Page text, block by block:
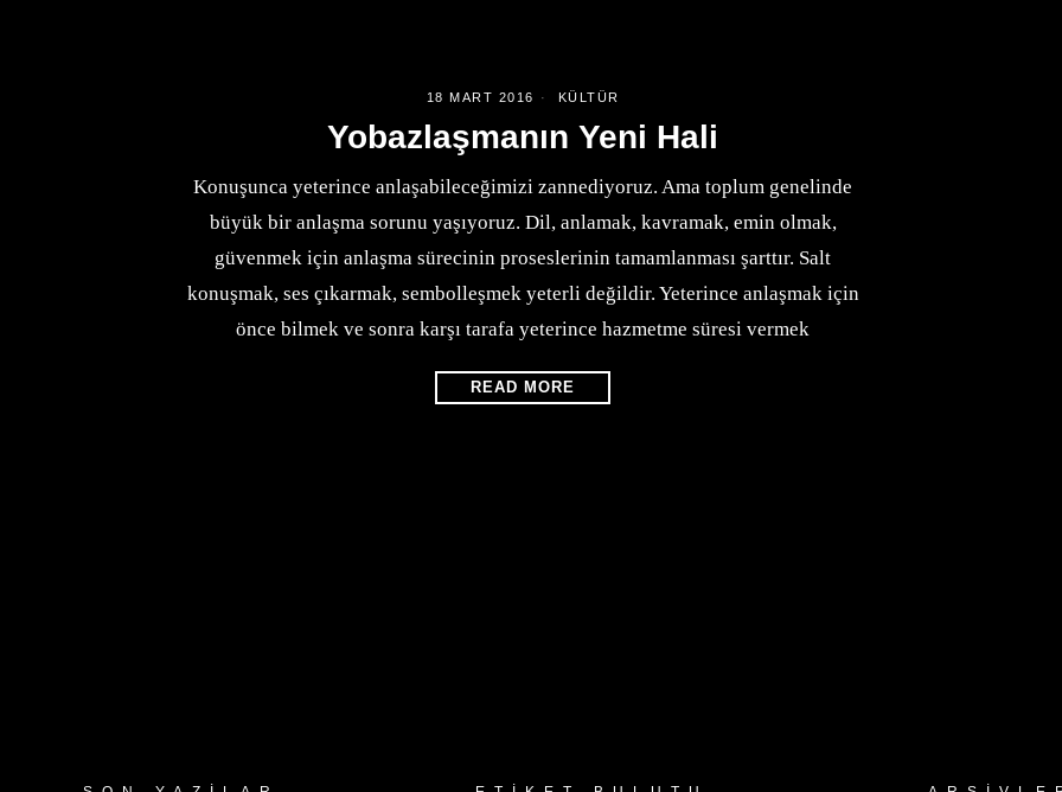
18 MART 2016 KÜLTÜR
Yobazlaşmanın Yeni Hali
Konuşunca yeterince anlaşabileceğimizi zannediyoruz. Ama toplum genelinde
büyük bir anlaşma sorunu yaşıyoruz. Dil, anlamak, kavramak, emin olmak,
güvenmek için anlaşma sürecinin proseslerinin tamamlanması şarttır. Salt
konuşmak, ses çıkarmak, sembolleşmek yeterli değildir. Yeterince anlaşmak için
önce bilmek ve sonra karşı tarafa yeterince hazmetme süresi vermek
READ MORE